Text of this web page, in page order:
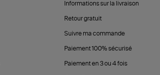
Informations sur la livraison
Retour gratuit
Suivre ma commande
Paiement 100% sécurisé
Paiement en 3 ou 4 fois